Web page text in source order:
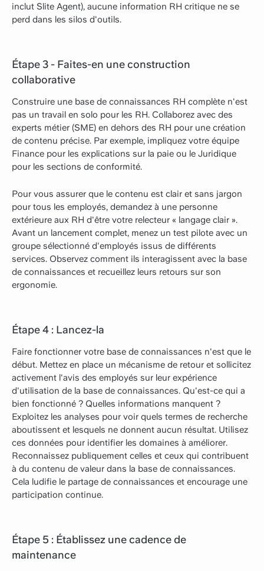
inclut Slite Agent), aucune information RH critique ne se
perd dans les silos d'outils.
Étape 3 - Faites-en une construction
collaborative
Construire une base de connaissances RH complète n'est
pas un travail en solo pour les RH. Collaborez avec des
experts métier (SME) en dehors des RH pour une création
de contenu précise. Par exemple, impliquez votre équipe
Finance pour les explications sur la paie ou le Juridique
pour les sections de conformité.
Pour vous assurer que le contenu est clair et sans jargon
pour tous les employés, demandez à une personne
extérieure aux RH d'être votre relecteur « langage clair ».
Avant un lancement complet, menez un test pilote avec un
groupe sélectionné d'employés issus de différents
services. Observez comment ils interagissent avec la base
de connaissances et recueillez leurs retours sur son
ergonomie.
Étape 4 : Lancez-la
Faire fonctionner votre base de connaissances n'est que le
début. Mettez en place un mécanisme de retour et sollicitez
activement l'avis des employés sur leur expérience
d'utilisation de la base de connaissances. Qu'est-ce qui a
bien fonctionné ? Quelles informations manquent ?
Exploitez les analyses pour voir quels termes de recherche
aboutissent et lesquels ne donnent aucun résultat. Utilisez
ces données pour identifier les domaines à améliorer.
Reconnaissez publiquement celles et ceux qui contribuent
à du contenu de valeur dans la base de connaissances.
Cela ludifie le partage de connaissances et encourage une
participation continue.
Étape 5 : Établissez une cadence de
maintenance